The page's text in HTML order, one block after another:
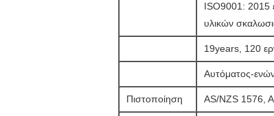
ISO9001: 2015
υλικών
19years, 120
Αυτόματος-
Πιστοποίηση AS/NZS 1576,